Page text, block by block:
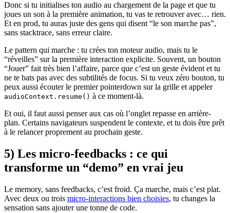
Donc si tu initialises ton audio au chargement de la page et que tu
joues un son à la première animation, tu vas te retrouver avec… rien.
Et en prod, tu auras juste des gens qui disent “le son marche pas”,
sans stacktrace, sans erreur claire.
Le pattern qui marche : tu crées ton moteur audio, mais tu le
“réveilles” sur la première interaction explicite. Souvent, un bouton
“Jouer” fait très bien l’affaire, parce que c’est un geste évident et tu
ne te bats pas avec des subtilités de focus. Si tu veux zéro bouton, tu
peux aussi écouter le premier pointerdown sur la grille et appeler
audioContext.resume() à ce moment-là.
Et oui, il faut aussi penser aux cas où l’onglet repasse en arrière-
plan. Certains navigateurs suspendent le contexte, et tu dois être prêt
à le relancer proprement au prochain geste.
5) Les micro-feedbacks : ce qui
transforme un “demo” en vrai jeu
Le memory, sans feedbacks, c’est froid. Ça marche, mais c’est plat.
Avec deux ou trois micro-interactions bien choisies, tu changes la
sensation sans ajouter une tonne de code.